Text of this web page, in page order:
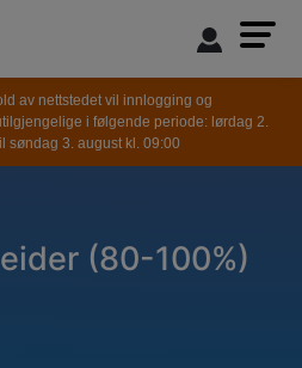
av nettstedet vil innlogging og
i følgende periode: lørdag 2.
søndag 3. august kl. 09:00
(80-100%)